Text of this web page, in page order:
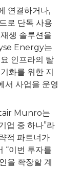
연결하거나,
로 단독 사용
생 솔루션을
Energy는
인프라의 탈
화를 위한 지
서 사업을 운영
Munro는
업 중 하나”라
적 파트너가
“이번 투자를
을 확장할 계